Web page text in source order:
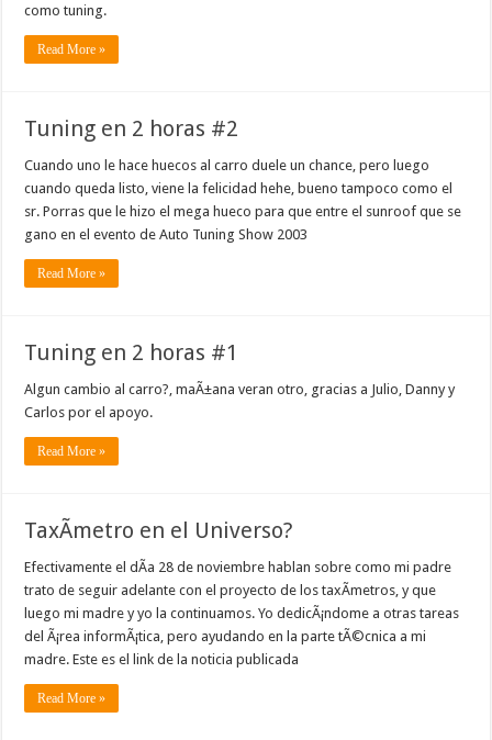
como tuning.
Read More »
Tuning en 2 horas #2
Cuando uno le hace huecos al carro duele un chance, pero luego
cuando queda listo, viene la felicidad hehe, bueno tampoco como el
sr. Porras que le hizo el mega hueco para que entre el sunroof que se
gano en el evento de Auto Tuning Show 2003
Read More »
Tuning en 2 horas #1
Algun cambio al carro?, maÃ±ana veran otro, gracias a Julio, Danny y
Carlos por el apoyo.
Read More »
TaxÃ­metro en el Universo?
Efectivamente el dÃ­a 28 de noviembre hablan sobre como mi padre
trato de seguir adelante con el proyecto de los taxÃ­metros, y que
luego mi madre y yo la continuamos. Yo dedicÃ¡ndome a otras tareas
del Ã¡rea informÃ¡tica, pero ayudando en la parte tÃ©cnica a mi
madre. Este es el link de la noticia publicada
Read More »